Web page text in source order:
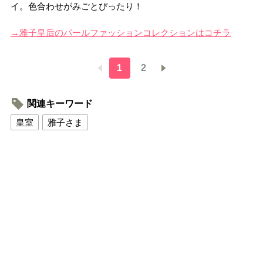
イ。色合わせがみごとぴったり！
→雅子皇后のパールファッションコレクションはコチラ
1 2
関連キーワード
皇室
雅子さま